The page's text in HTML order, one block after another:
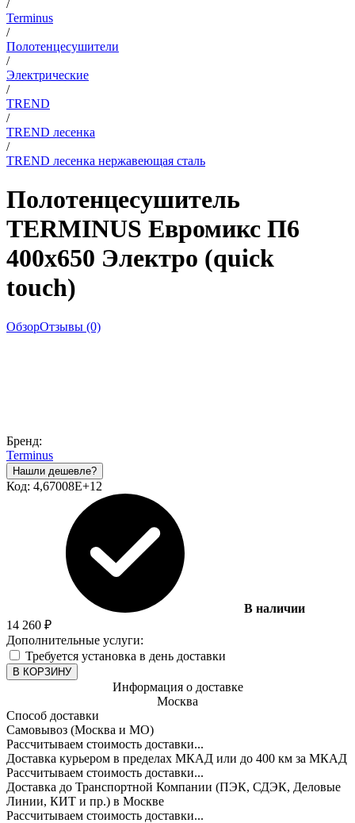
/
Terminus
/
Полотенцесушители
/
Электрические
/
TREND
/
TREND лесенка
/
TREND лесенка нержавеющая сталь
Полотенцесушитель
TERMINUS Евромикс П6
400х650 Электро (quick
touch)
ОбзорОтзывы (0)
Бренд:
Terminus
Код: 4,67008E+12
В наличии
14 260 ₽
Дополнительные услуги:
Требуется установка в день доставки
В КОРЗИНУ
Информация о доставке
Москва
Способ доставки
Самовывоз (Москва и МО)
Рассчитываем стоимость доставки...
Доставка курьером в пределах МКАД или до 400 км за МКАД
Рассчитываем стоимость доставки...
Доставка до Транспортной Компании (ПЭК, СДЭК, Деловые
Линии, КИТ и пр.) в Москве
Рассчитываем стоимость доставки...